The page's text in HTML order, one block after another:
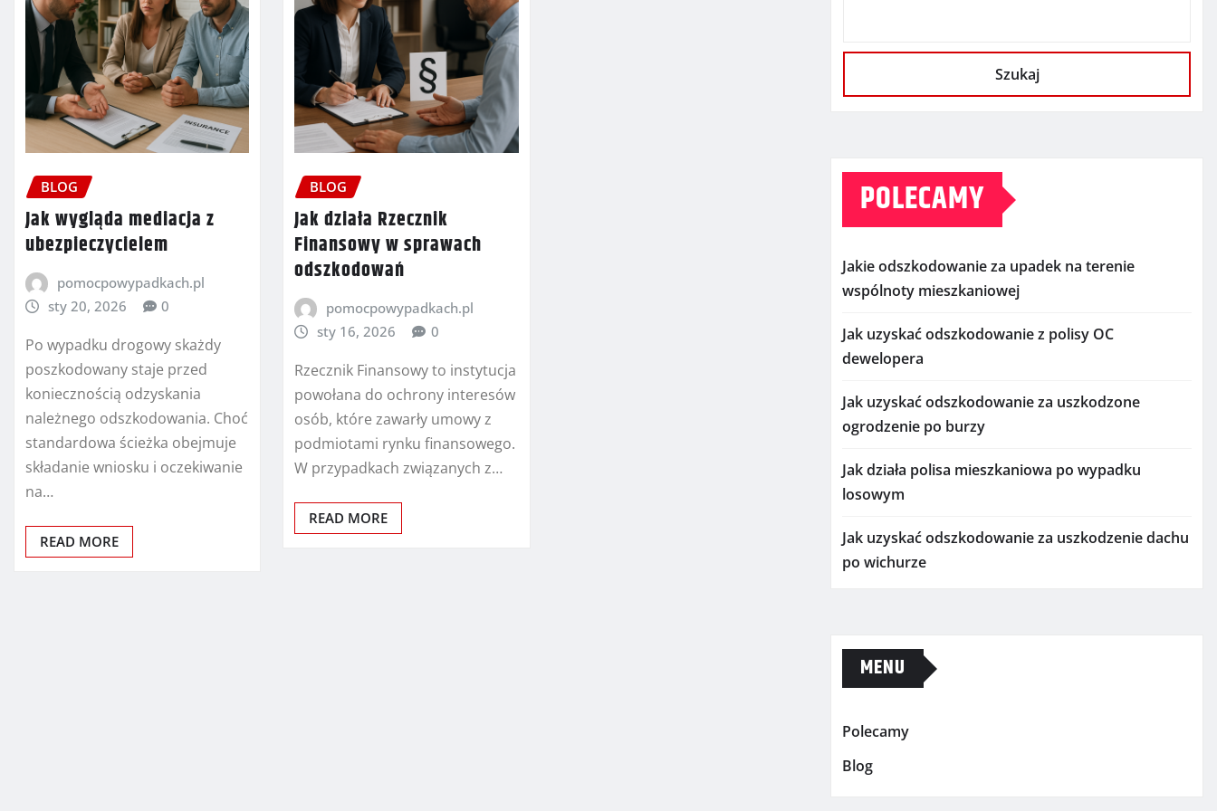
BLOG
Jak wygląda mediacja z
ubezpieczycielem
pomocpowypadkach.pl
sty 20, 2026
0
Po wypadku drogowy skażdy
poszkodowany staje przed
koniecznością odzyskania
należnego odszkodowania. Choć
standardowa ścieżka obejmuje
składanie wniosku i oczekiwanie
na…
READ MORE
BLOG
Jak działa Rzecznik
Finansowy w sprawach
odszkodowań
pomocpowypadkach.pl
sty 16, 2026
0
Rzecznik Finansowy to instytucja
powołana do ochrony interesów
osób, które zawarły umowy z
podmiotami rynku finansowego.
W przypadkach związanych z…
READ MORE
Szukaj
POLECAMY
Jakie odszkodowanie za upadek na terenie
wspólnoty mieszkaniowej
Jak uzyskać odszkodowanie z polisy OC
dewelopera
Jak uzyskać odszkodowanie za uszkodzone
ogrodzenie po burzy
Jak działa polisa mieszkaniowa po wypadku
losowym
Jak uzyskać odszkodowanie za uszkodzenie dachu
po wichurze
MENU
Polecamy
Blog